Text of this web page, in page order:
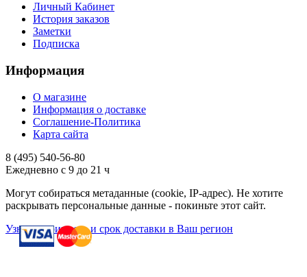
Личный Кабинет
История заказов
Заметки
Подписка
Информация
О магазине
Информация о доставке
Соглашение-Политика
Карта сайта
8 (495) 540-56-80
Ежедневно с 9 до 21 ч
Могут собираться метаданные (cookie, IP-адрес). Не хотите
раскрывать персональные данные - покиньте этот сайт.
Узнать стоимость и срок доставки в Ваш регион